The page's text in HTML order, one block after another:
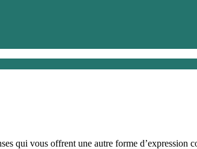
qui vous offrent une autre forme d’expression